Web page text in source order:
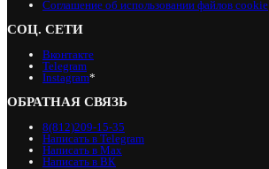
Соглашение об использовании файлов cookie
СОЦ. СЕТИ
Вконтакте
Telegram
Instagram*
ОБРАТНАЯ СВЯЗЬ
8(812)209-15-35
Написать в Telegram
Написать в Max
Написать в ВК